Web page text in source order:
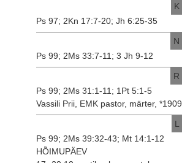
K
Ps 97; 2Kn 17:7-20; Jh 6:25-35
N
Ps 99; 2Ms 33:7-11; 3 Jh 9-12
R
Ps 99; 2Ms 31:1-11; 1Pt 5:1-5
Vassili Prii, EMK pastor, märter, *1909
L
Ps 99; 2Ms 39:32-43; Mt 14:1-12
HÕIMUPÄEV